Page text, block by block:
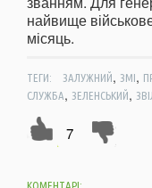
найвище
місяць.
ТЕГИ: ЗАЛУЖНИЙ, ЗМІ,
СЛУЖБА, ЗЕЛЕНСЬКИЙ,
7
КОМЕНТАРІ: